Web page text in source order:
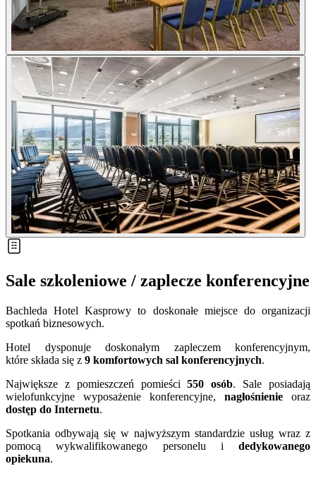
Sale szkoleniowe / zaplecze konferencyjne
Bachleda Hotel Kasprowy to doskonałe miejsce do organizacji
spotkań biznesowych.
Hotel dysponuje doskonałym zapleczem konferencyjnym,
które składa się z 9 komfortowych sal konferencyjnych.
Największe z pomieszczeń pomieści550 osób. Sale posiadają
wielofunkcyjne wyposażenie konferencyjne, nagłośnienie oraz
dostęp do Internetu.
Spotkania odbywają się w najwyższym standardzie usług wraz z
pomocą wykwalifikowanego personelu i dedykowanego
opiekuna.